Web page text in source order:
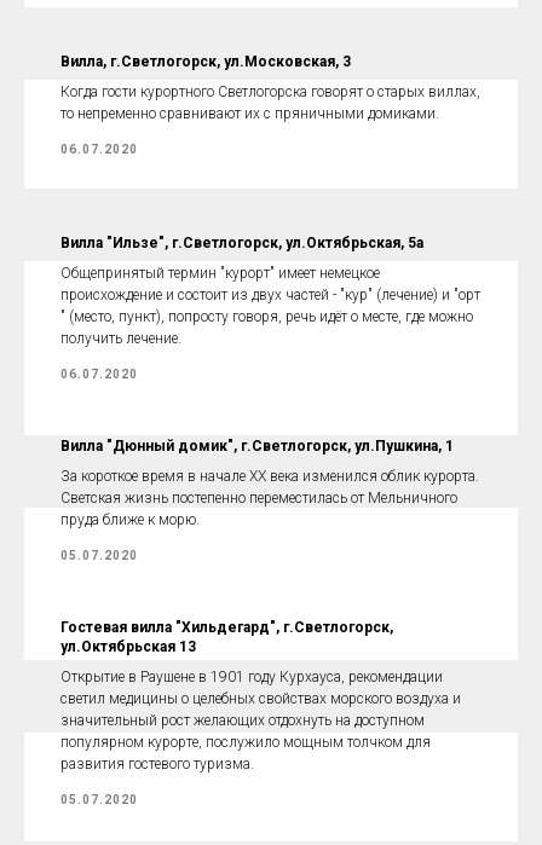
Вилла, г.Светлогорск, ул.Московская, 3
Когда гости курортного Светлогорска говорят о старых виллах,
то непременно сравнивают их с пряничными домиками.
06.07.2020
Вилла "Ильзе", г.Светлогорск, ул.Октябрьская, 5а
Общепринятый термин "курорт" имеет немецкое
происхождение и состоит из двух частей - "кур" (лечение) и "орт
" (место, пункт), попросту говоря, речь идёт о месте, где можно
получить лечение.
06.07.2020
Вилла "Дюнный домик", г.Светлогорск, ул.Пушкина, 1
За короткое время в начале XX века изменился облик курорта.
Светская жизнь постепенно переместилась от Мельничного
пруда ближе к морю.
05.07.2020
Гостевая вилла "Хильдегард", г.Светлогорск,
ул.Октябрьская 13
Открытие в Раушене в 1901 году Курхауса, рекомендации
светил медицины о целебных свойствах морского воздуха и
значительный рост желающих отдохнуть на доступном
популярном курорте, послужило мощным толчком для
развития гостевого туризма.
05.07.2020